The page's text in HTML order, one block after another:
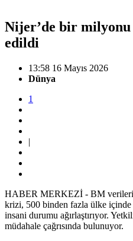
Nijer’de bir milyonu
edildi
13:58 16 Mayıs 2026
Dünya
1
|
HABER MERKEZİ - BM
krizi, 500 binden fazla ülke
insani durumu ağırlaştırıyor.
müdahale çağrısında bulunuyor.